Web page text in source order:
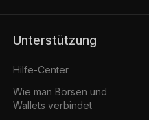
Unterstützung
Hilfe-Center
Wie man Börsen und
Wallets verbindet